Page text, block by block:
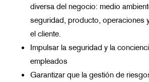
diversa del negocio: medio
seguridad, producto, operaciones
el cliente.
Impulsar la seguridad y la
empleados
Garantizar que la gestión de